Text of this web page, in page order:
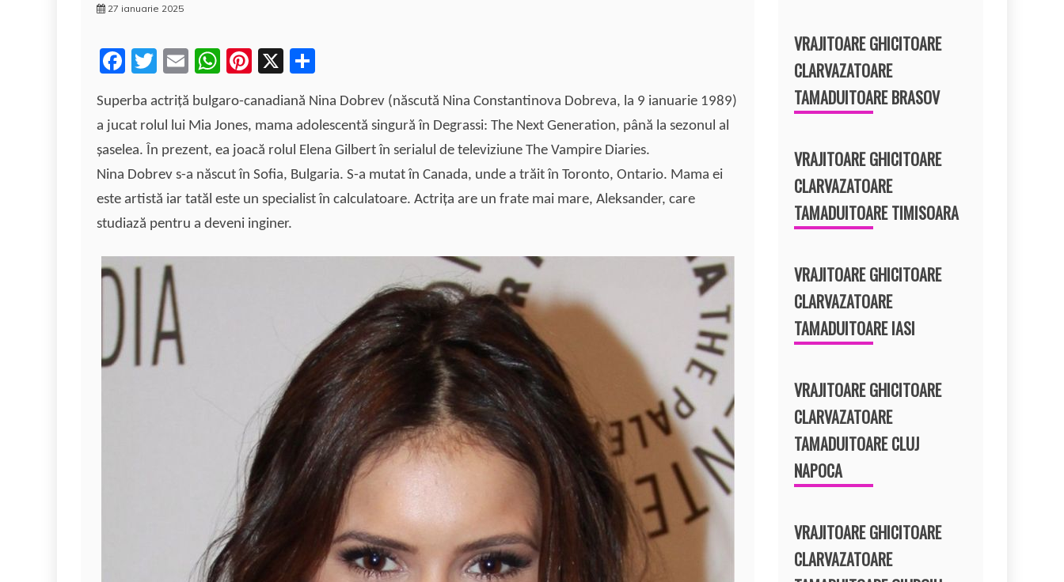
27 ianuarie 2025
F
c
e
b
o
o
k
T
itt
er
E
ai
l
W
at
s
A
p
p
Pi
er
e
st
X
rt
aj
e
a
z
Superba actriţă bulgaro-canadiană Nina Dobrev (născută Nina Constantinova Dobreva, la 9 ianuarie 1989)
a jucat rolul lui Mia Jones, mama adolescentă singură în Degrassi: The Next Generation, până la sezonul al
şaselea. În prezent, ea joacă rolul Elena Gilbert în serialul de televiziune The Vampire Diaries.
Nina Dobrev s-a născut în Sofia, Bulgaria. S-a mutat în Canada, unde a trăit în Toronto, Ontario. Mama ei
este artistă iar tatăl este un specialist în calculatoare. Actriţa are un frate mai mare, Aleksander, care
studiază pentru a deveni inginer.
VRAJITOARE GHICITOARE
CLARVAZATOARE
TAMADUITOARE BRASOV
VRAJITOARE GHICITOARE
CLARVAZATOARE
TAMADUITOARE TIMISOARA
VRAJITOARE GHICITOARE
CLARVAZATOARE
TAMADUITOARE IASI
VRAJITOARE GHICITOARE
CLARVAZATOARE
TAMADUITOARE CLUJ
NAPOCA
VRAJITOARE GHICITOARE
CLARVAZATOARE